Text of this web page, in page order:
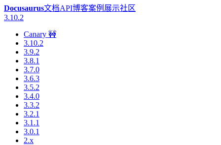
Docusaurus文档API博客案例展示社区
3.10.2
Canary 🚧
3.10.2
3.9.2
3.8.1
3.7.0
3.6.3
3.5.2
3.4.0
3.3.2
3.2.1
3.1.1
3.0.1
2.x